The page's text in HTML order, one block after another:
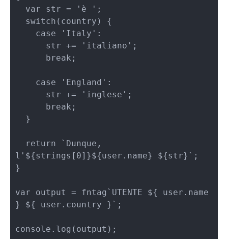
l'${strings[0]}${user.name} ${str}`;
}
var output = fntag`UTENTE ${ user.name
} ${ user.country }`;
console.log(output);